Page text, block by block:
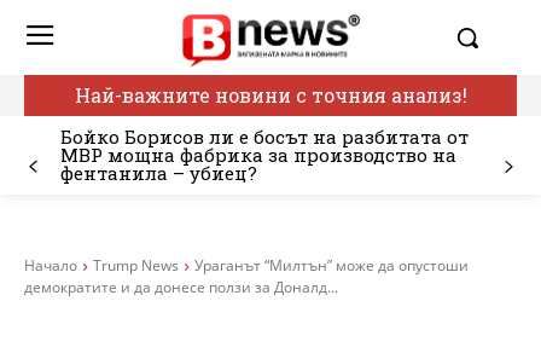
Най-важните новини с точния анализ!
Бойко Борисов ли е босът на разбитата от
МВР мощна фабрика за производство на
фентанила – убиец?
Начало Trump News
Ураганът “Милтън” може да опустоши
демократите и да донесе ползи за Доналд...